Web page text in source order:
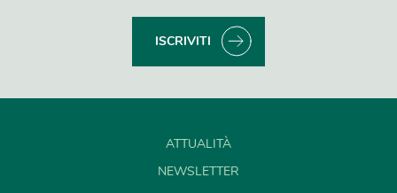
ISCRIVITI
ATTUALITÀ
NEWSLETTER